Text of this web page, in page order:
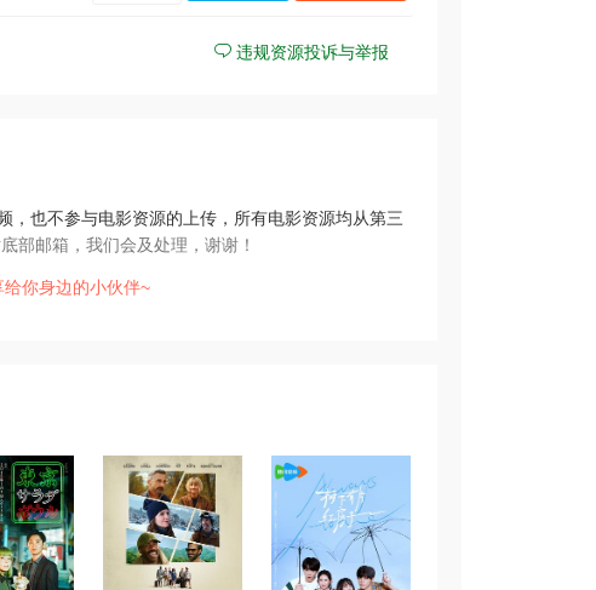
违规资源投诉与举报
，也不参与电影资源的上传，所有电影资源均从第三
部邮箱，我们会及处理，谢谢！
给你身边的小伙伴~